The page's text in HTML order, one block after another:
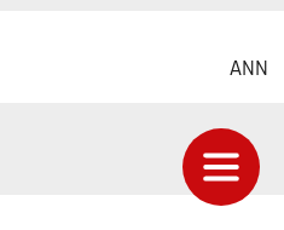
ANN